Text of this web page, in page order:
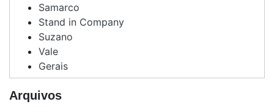
Samarco
Stand in Company
Suzano
Vale
Gerais
Arquivos